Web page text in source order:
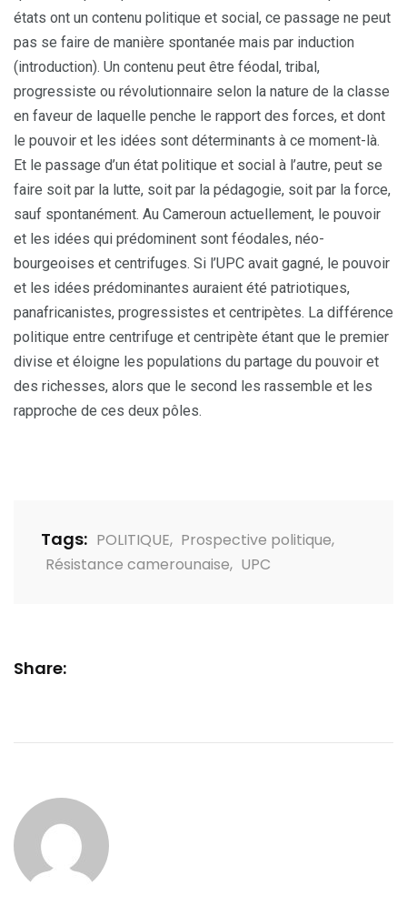
états ont un contenu politique et social, ce passage ne peut
pas se faire de manière spontanée mais par induction
(introduction). Un contenu peut être féodal, tribal,
progressiste ou révolutionnaire selon la nature de la classe
en faveur de laquelle penche le rapport des forces, et dont
le pouvoir et les idées sont déterminants à ce moment-là.
Et le passage d’un état politique et social à l’autre, peut se
faire soit par la lutte, soit par la pédagogie, soit par la force,
sauf spontanément. Au Cameroun actuellement, le pouvoir
et les idées qui prédominent sont féodales, néo-
bourgeoises et centrifuges. Si l’UPC avait gagné, le pouvoir
et les idées prédominantes auraient été patriotiques,
panafricanistes, progressistes et centripètes. La différence
politique entre centrifuge et centripète étant que le premier
divise et éloigne les populations du partage du pouvoir et
des richesses, alors que le second les rassemble et les
rapproche de ces deux pôles.
Tags: POLITIQUE, Prospective politique,
Résistance camerounaise, UPC
Share: